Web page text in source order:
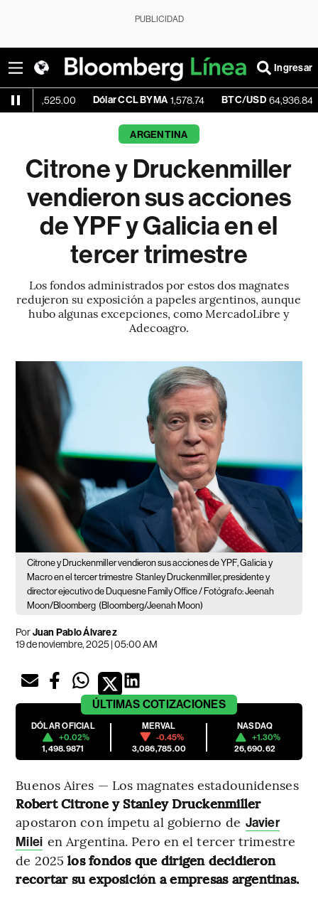
PUBLICIDAD
Ingresar
Dólar CCL BYMA 1,578.74 BTC/USD 64,936.84 -0.15%
ARGENTINA
Citrone y Druckenmiller
vendieron sus acciones
de YPF y Galicia en el
tercer trimestre
Los fondos administrados por estos dos magnates
redujeron su exposición a papeles argentinos, aunque
hubo algunas excepciones, como MercadoLibre y
Adecoagro.
Citrone y Druckenmiller vendieron sus acciones de YPF, Galicia y
Macro en el tercer trimestre Stanley Druckenmiller, presidente y
director ejecutivo de Duquesne Family Office / Fotógrafo: Jeenah
Moon/Bloomberg (Bloomberg/Jeenah Moon)
PorJuan Pablo Álvarez
19 de noviembre, 2025 | 05:00 AM
ÚLTIMAS COTIZACIONES
DÓLAR OFICIAL
+0.02%
1,498.9871
MERVAL
-0.45%
3,086,785.00
NASDAQ
+1.30%
26,690.62
Buenos Aires — Los magnates estadounidenses
Robert Citrone y Stanley Druckenmiller
apostaron con ímpetu al gobierno de Javier
Milei en Argentina. Pero en el tercer trimestre
de 2025los fondos que dirigen decidieron
recortar su exposición a empresas argentinas.